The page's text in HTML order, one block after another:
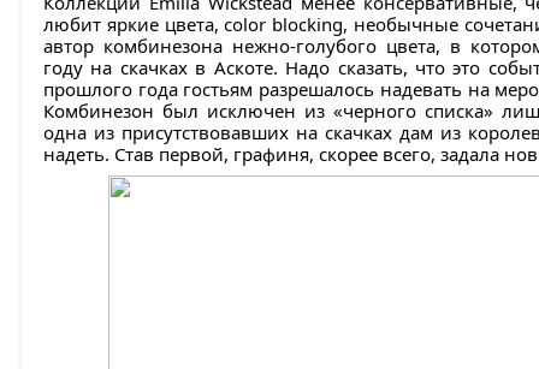
любит яркие цвета, color blocking, необычные
автор комбинезона нежно-голубого цвета, в
году на скачках в Аскоте. Надо сказать, что это
прошлого года гостьям разрешалось надевать на
Комбинезон был исключен из «черного списка»
одна из присутствовавших на скачках дам из
надеть. Став первой, графиня, скорее всего, задала